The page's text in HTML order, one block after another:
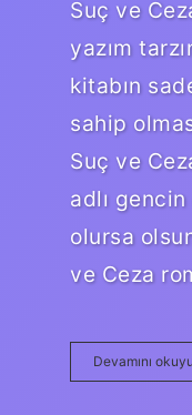
Suç ve
yazım
kitabın
sahip
Suç ve
adlı
olursa
ve Ceza
Devamını